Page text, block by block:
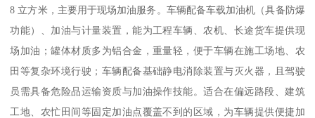
8 立方米，主要用于现场加油服务。车辆配备车载加油机（具备防爆
功能）、加油与计量装置，能为工程车辆、农机、长途货车提供现
场加油；罐体材质多为铝合金，重量轻，便于车辆在施工场地、农
田等复杂环境行驶；车辆配备基础静电消除装置与灭火器，且驾驶
员需具备危险品运输资质与加油操作技能。适合在偏远路段、建筑
工地、农忙田间等固定加油点覆盖不到的区域，为车辆提供便捷加